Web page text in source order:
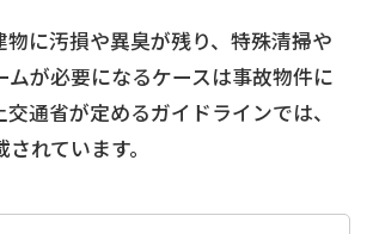
物に汚損や異臭が残り、特殊清掃や
ムが必要になるケースは事故物件に
通省が定めるガイドラインでは、
れています。